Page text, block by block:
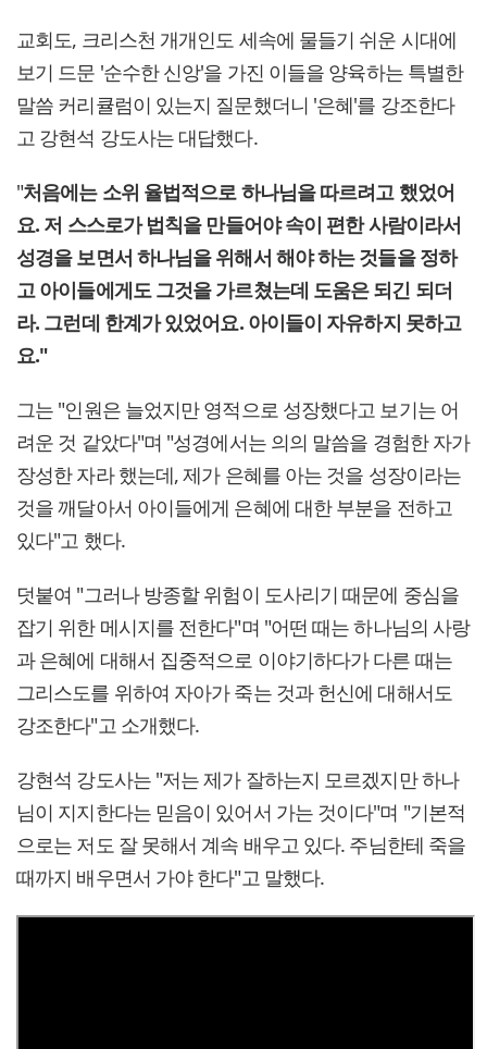
교회도, 크리스천 개개인도 세속에 물들기 쉬운 시대에
보기 드문 '순수한 신앙'을 가진 이들을 양육하는 특별한
말씀 커리큘럼이 있는지 질문했더니 '은혜'를 강조한다
고 강현석 강도사는 대답했다.
"처음에는 소위 율법적으로 하나님을 따르려고 했었어
요. 저 스스로가 법칙을 만들어야 속이 편한 사람이라서
성경을 보면서 하나님을 위해서 해야 하는 것들을 정하
고 아이들에게도 그것을 가르쳤는데 도움은 되긴 되더
라. 그런데 한계가 있었어요. 아이들이 자유하지 못하고
요."
그는 "인원은 늘었지만 영적으로 성장했다고 보기는 어
려운 것 같았다"며 "성경에서는 의의 말씀을 경험한 자가
장성한 자라 했는데, 제가 은혜를 아는 것을 성장이라는
것을 깨달아서 아이들에게 은혜에 대한 부분을 전하고
있다"고 했다.
덧붙여 "그러나 방종할 위험이 도사리기 때문에 중심을
잡기 위한 메시지를 전한다"며 "어떤 때는 하나님의 사랑
과 은혜에 대해서 집중적으로 이야기하다가 다른 때는
그리스도를 위하여 자아가 죽는 것과 헌신에 대해서도
강조한다"고 소개했다.
강현석 강도사는 "저는 제가 잘하는지 모르겠지만 하나
님이 지지한다는 믿음이 있어서 가는 것이다"며 "기본적
으로는 저도 잘 못해서 계속 배우고 있다. 주님한테 죽을
때까지 배우면서 가야 한다"고 말했다.